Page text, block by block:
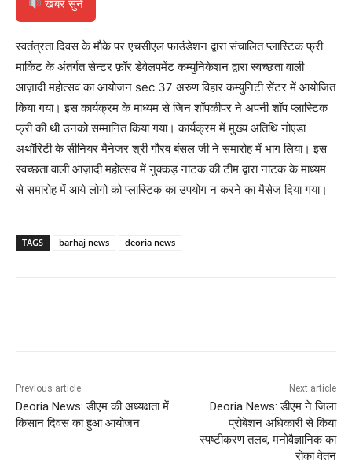
खबर सुनें
स्वतंत्रता दिवस के मौके पर एचसीएल फाउंडेशन द्वारा संचालित प्लास्टिक फ्री
मार्किट के अंतर्गत सेन्टर फ़ॉर डेवेलपमेंट कम्युनिकेशन द्वारा स्वच्छता वाली
आज़ादी महोत्सव का आयोजन sec 37 अरुण विहार कम्युनिटी सेंटर में आयोजित
किया गया। इस कार्यक्रम के माध्यम से जिन शॉपकीपर ने अपनी शॉप प्लास्टिक
फ्री की थी उनको सम्मानित किया गया। कार्यक्रम में मुख्य अतिथि नोएडा
अथॉरिटी के सीनियर मैनेजर श्री गौरव बंसल जी ने समारोह में भाग लिया। इस
स्वच्छता वाली आज़ादी महोत्सव में नुक्कड़ नाटक की टीम द्वारा नाटक के माध्यम
से समारोह में आये लोगो को प्लास्टिक का उपयोग न करने का मैसेज दिया गया।
TAGS barhaj news deoria news
Previous article
Deoria News: डीएम की अध्यक्षता में
किसान दिवस का हुआ आयोजन
Next article
Deoria News: डीएम ने जिला
प्रोबेशन अधिकारी से किया
स्पष्टीकरण तलब, मनोवैज्ञानिक का
रोका वेतन